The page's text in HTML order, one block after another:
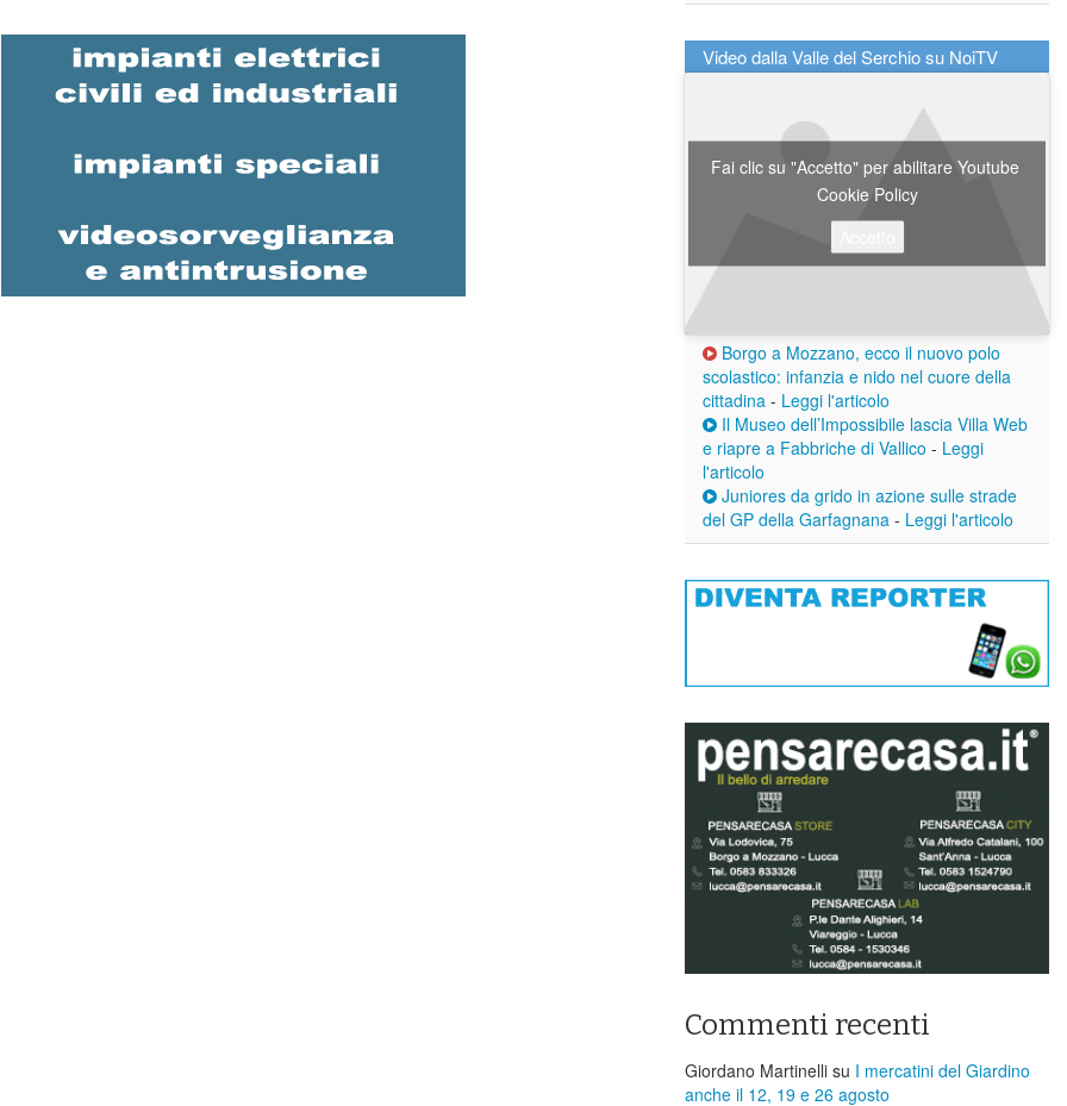
Video dalla Valle del Serchio su NoiTV
Fai clic su "Accetto" per abilitare Youtube
Cookie Policy
Borgo a Mozzano, ecco il nuovo polo
scolastico: infanzia e nido nel cuore della
cittadina - Leggi l'articolo
Il Museo dell’Impossibile lascia Villa Web
e riapre a Fabbriche di Vallico - Leggi
l'articolo
Juniores da grido in azione sulle strade
del GP della Garfagnana - Leggi l'articolo
Commenti recenti
Giordano Martinelli su I mercatini del Giardino
anche il 12, 19 e 26 agosto